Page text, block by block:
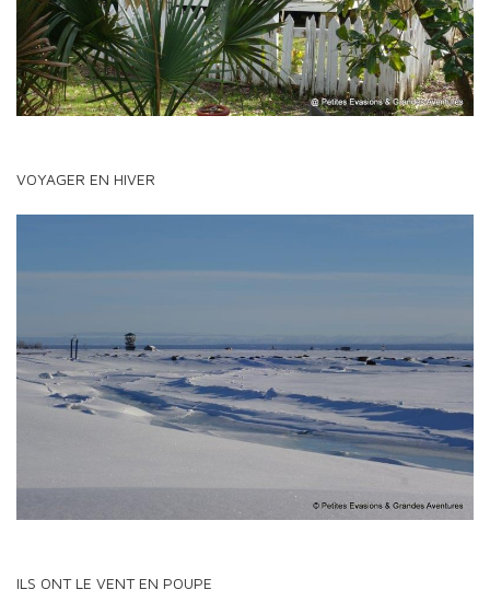
VOYAGER EN HIVER
ILS ONT LE VENT EN POUPE